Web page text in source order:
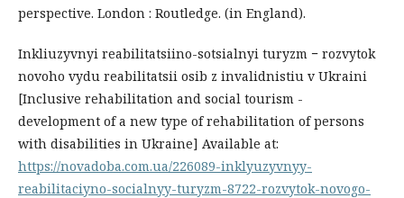
perspective. London : Routledge. (in England).
Inkliuzyvnyi reabilitatsiino-sotsialnyi turyzm − rozvytok
novoho vydu reabilitatsii osib z invalidnistiu v Ukraini
[Inclusive rehabilitation and social tourism -
development of a new type of rehabilitation of persons
with disabilities in Ukraine] Available at:
https://novadoba.com.ua/226089-inklyuzyvnyy-
reabilitaciyno-socialnyy-turyzm-8722-rozvytok-novogo-